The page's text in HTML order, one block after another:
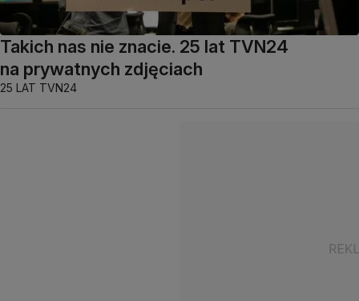
Takich nas nie znacie. 25 lat TVN24
na prywatnych zdjęciach
25 LAT TVN24